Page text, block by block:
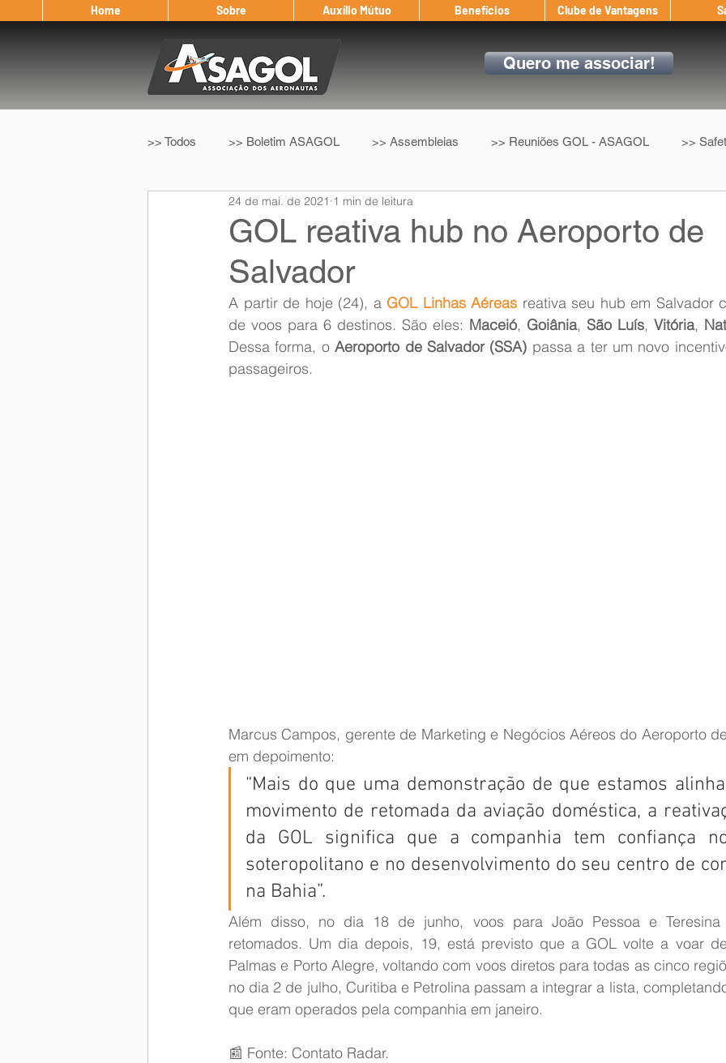
Home Sobre Auxílio Mútuo Benefícios Clube de Vantagens
Quero me associar!
>> Todos >> Boletim ASAGOL >> Assembleias >> Reuniões GOL - ASAGOL >>
>> Legislação >> IFALPA >> Convenção Coletiva
Eleição ASAGOL Safety Window
Teste ICAO Fadigômetro
GOL reativa hub no Aeroporto de
Salvador
24 de mai. de 2021 1 min de leitura
A partir de hoje (24), a GOL Linhas Aéreas reativa seu hub em Salvador
de voos para 6 destinos. São eles: Maceió, Goiânia, São Luís, Vitória,
Dessa forma, o Aeroporto de Salvador (SSA) passa a ter um novo
passageiros.
Marcus Campos, gerente de Marketing e Negócios Aéreos do Aeroporto
em depoimento:
“Mais do que uma demonstração de que estamos
movimento de retomada da aviação doméstica, a
da GOL significa que a companhia tem confiança
soteropolitano e no desenvolvimento do seu centro de
na Bahia”.
Além disso, no dia 18 de junho, voos para João Pessoa e Teresina
retomados. Um dia depois, 19, está previsto que a GOL volte a voar
Palmas e Porto Alegre, voltando com voos diretos para todas as cinco
no dia 2 de julho, Curitiba e Petrolina passam a integrar a lista,
que eram operados pela companhia em janeiro.
📰 Fonte: Contato Radar.